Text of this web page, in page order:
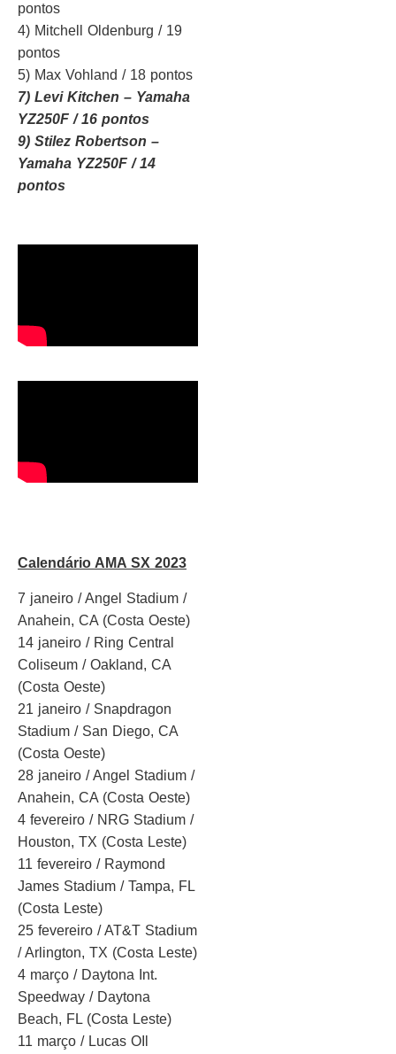
pontos
4) Mitchell Oldenburg / 19
pontos
5) Max Vohland / 18 pontos
7) Levi Kitchen – Yamaha
YZ250F / 16 pontos
9) Stilez Robertson –
Yamaha YZ250F / 14
pontos
Calendário AMA SX 2023
7 janeiro / Angel Stadium /
Anahein, CA (Costa Oeste)
14 janeiro / Ring Central
Coliseum / Oakland, CA
(Costa Oeste)
21 janeiro / Snapdragon
Stadium / San Diego, CA
(Costa Oeste)
28 janeiro / Angel Stadium /
Anahein, CA (Costa Oeste)
4 fevereiro / NRG Stadium /
Houston, TX (Costa Leste)
11 fevereiro / Raymond
James Stadium / Tampa, FL
(Costa Leste)
25 fevereiro / AT&T Stadium
/ Arlington, TX (Costa Leste)
4 março / Daytona Int.
Speedway / Daytona
Beach, FL (Costa Leste)
11 março / Lucas OIl